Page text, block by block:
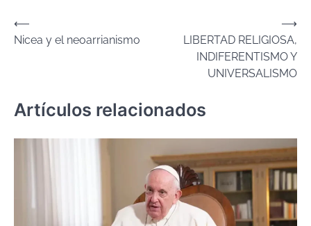
Navegación
de
⟵
Nicea y el neoarrianismo
LIBERTAD RELIGIOSA,
INDIFERENTISMO Y
UNIVERSALISMO
⟶
Artículos relacionados